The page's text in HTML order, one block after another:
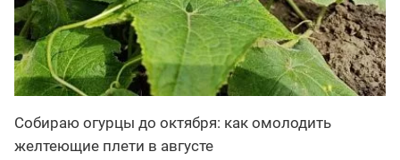
Собираю огурцы до октября: как омолодить
желтеющие плети в августе